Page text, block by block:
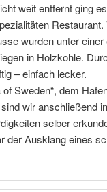
weit entfernt ging
Restaurant.
wurden unter einer
in Holzkohle.
– einfach lecker.
Sweden“, dem
wir anschließend
selber
der Ausklang eines